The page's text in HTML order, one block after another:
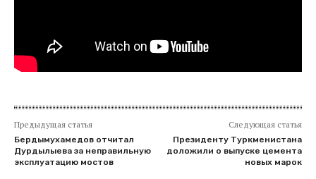
Предыдущая статья
Бердымухамедов отчитал
Дурдылыева за неправильную
эксплуатацию мостов
Следующая статья
Президенту Туркменистана
доложили о выпуске цемента
новых марок